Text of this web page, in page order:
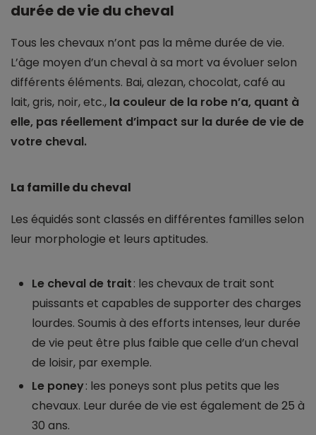
durée de vie du cheval
Tous les chevaux n’ont pas la même durée de vie.
L’âge moyen d’un cheval à sa mort va évoluer selon
différents éléments. Bai, alezan, chocolat, café au
lait, gris, noir, etc., la couleur de la robe n’a, quant à
elle, pas réellement d’impact sur la durée de vie de
votre cheval.
La famille du cheval
Les équidés sont classés en différentes familles selon
leur morphologie et leurs aptitudes.
Le cheval de trait: les chevaux de trait sont
puissants et capables de supporter des charges
lourdes. Soumis à des efforts intenses, leur durée
de vie peut être plus faible que celle d’un cheval
de loisir, par exemple.
Le poney: les poneys sont plus petits que les
chevaux. Leur durée de vie est également de 25 à
30 ans.